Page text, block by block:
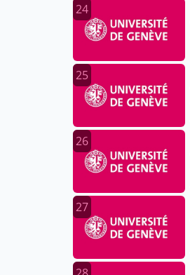
24
25
26
27